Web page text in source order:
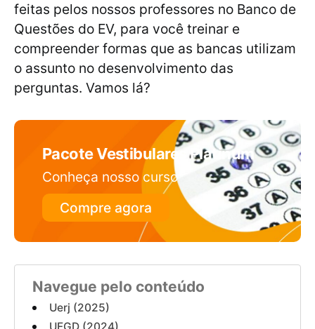
feitas pelos nossos professores no Banco de
Questões do EV, para você treinar e
compreender formas que as bancas utilizam
o assunto no desenvolvimento das
perguntas. Vamos lá?
Pacote Vestibulares Platinum
Conheça nosso curso
Compre agora
Navegue pelo conteúdo
Uerj (2025)